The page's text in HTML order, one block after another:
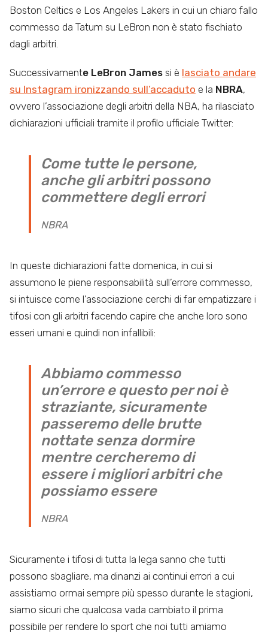
Boston Celtics e Los Angeles Lakers in cui un chiaro fallo
commesso da Tatum su LeBron non è stato fischiato
dagli arbitri.
Successivamente LeBron James si è lasciato andare
su Instagram ironizzando sull’accaduto e la NBRA,
ovvero l’associazione degli arbitri della NBA, ha rilasciato
dichiarazioni ufficiali tramite il profilo ufficiale Twitter:
Come tutte le persone,
anche gli arbitri possono
commettere degli errori
NBRA
In queste dichiarazioni fatte domenica, in cui si
assumono le piene responsabilità sull’errore commesso,
si intuisce come l’associazione cerchi di far empatizzare i
tifosi con gli arbitri facendo capire che anche loro sono
esseri umani e quindi non infallibili:
Abbiamo commesso
un’errore e questo per noi è
straziante, sicuramente
passeremo delle brutte
nottate senza dormire
mentre cercheremo di
essere i migliori arbitri che
possiamo essere
NBRA
Sicuramente i tifosi di tutta la lega sanno che tutti
possono sbagliare, ma dinanzi ai continui errori a cui
assistiamo ormai sempre più spesso durante le stagioni,
siamo sicuri che qualcosa vada cambiato il prima
possibile per rendere lo sport che noi tutti amiamo